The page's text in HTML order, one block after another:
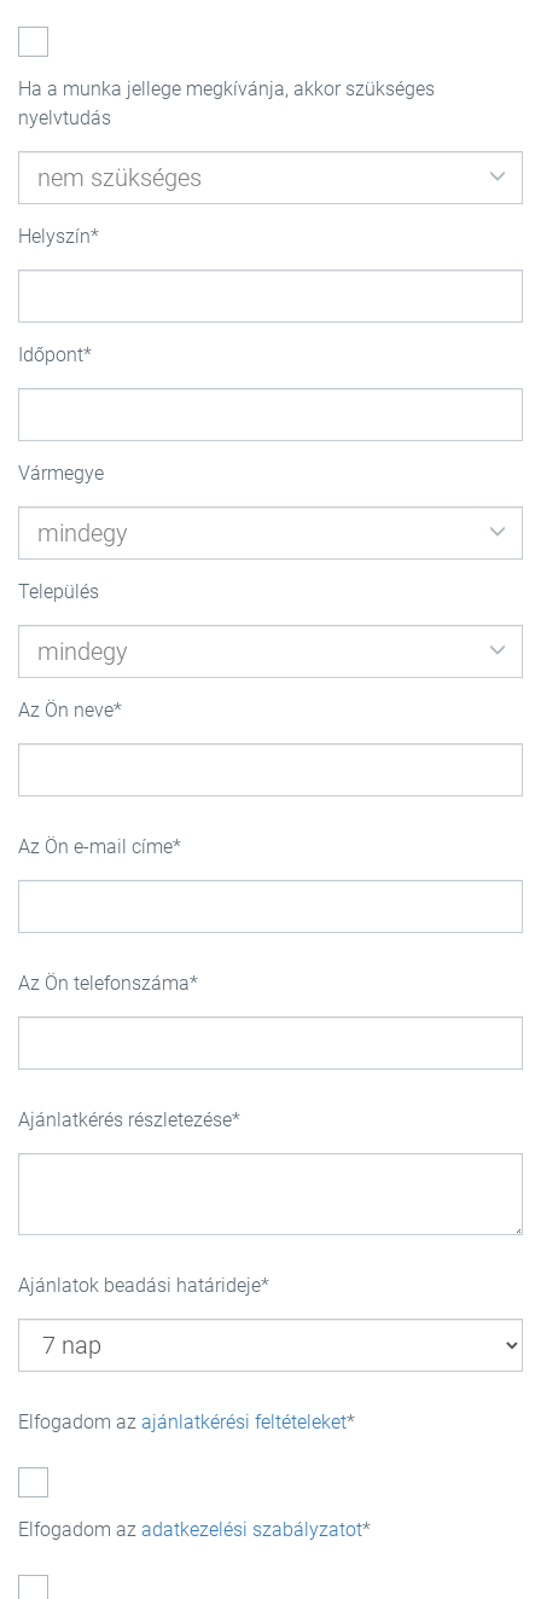
Ha a munka jellege megkívánja, akkor szükséges
nyelvtudás
Helyszín
Időpont
Vármegye
Település
Az Ön neve
Az Ön e-mail címe
Az Ön telefonszáma
Ajánlatkérés részletezése
Ajánlatok beadási határideje
Elfogadom az ajánlatkérési feltételeket
Elfogadom az adatkezelési szabályzatot